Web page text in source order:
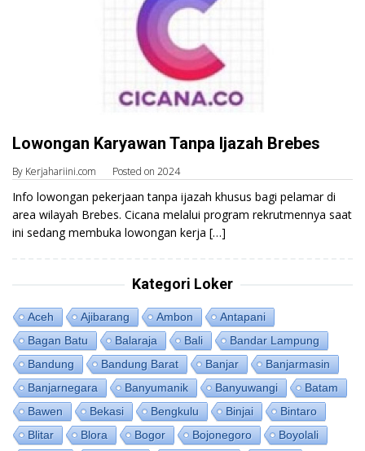
Lowongan Karyawan Tanpa Ijazah Brebes
By Kerjahariini.com Posted on 2024
Info lowongan pekerjaan tanpa ijazah khusus bagi pelamar di
area wilayah Brebes. Cicana melalui program rekrutmennya saat
ini sedang membuka lowongan kerja […]
Kategori Loker
Aceh Ajibarang Ambon
Antapani
Bagan Batu
Balaraja Bali
Bandar Lampung
Bandung
Bandung Barat Banjar
Banjarmasin
Banjarnegara
Banyumanik Banyuwangi
Batam
Bawen
Bekasi Bengkulu Binjai
Bintaro
Blitar
Blora Bogor Bojonegoro
Boyolali